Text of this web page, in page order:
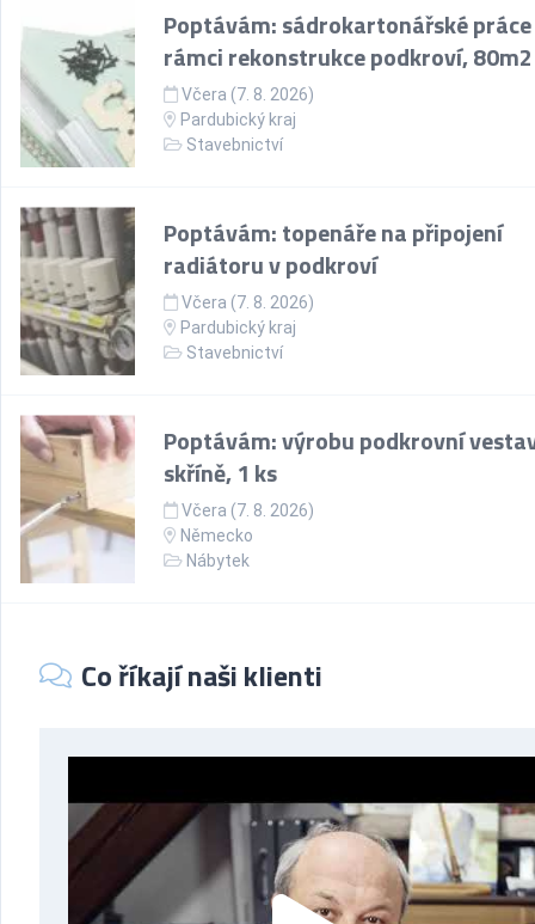
Poptávám: sádrokartonářské
rámci rekonstrukce podkroví, 80m2
Včera (7. 8. 2026)
Pardubický kraj
Stavebnictví
Poptávám: topenáře na připojení
radiátoru v podkroví
Včera (7. 8. 2026)
Pardubický kraj
Stavebnictví
Poptávám: výrobu podkrovní
skříně, 1 ks
Včera (7. 8. 2026)
Německo
Nábytek
Co říkají naši klienti